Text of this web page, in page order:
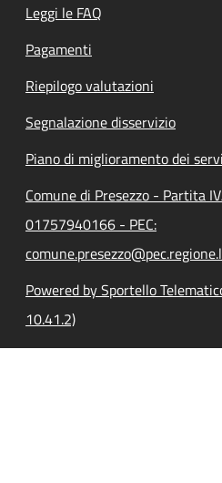
Leggi le FAQ
Pagamenti
Riepilogo valutazioni
Segnalazione disservizio
Piano di miglioramento dei
Comune di Presezzo - Partita
01757940166 - PEC:
Powered by Sportello
10.41.2)